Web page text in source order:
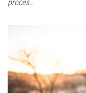
proces…